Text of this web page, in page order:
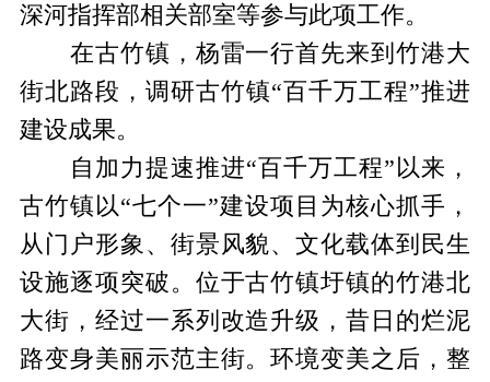
深河指挥部相关部室等参与此项工作。
在古竹镇，杨雷一行首先来到竹港大
街北路段，调研古竹镇“百千万工程”推进
建设成果。
自加力提速推进“百千万工程”以来，
古竹镇以“七个一”建设项目为核心抓手，
从门户形象、街景风貌、文化载体到民生
设施逐项突破。位于古竹镇圩镇的竹港北
大街，经过一系列改造升级，昔日的烂泥
路变身美丽示范主街。环境变美之后，整